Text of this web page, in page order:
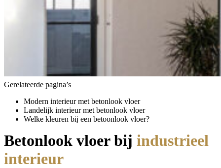
Gerelateerde pagina’s
Modern interieur met betonlook vloer
Landelijk interieur met betonlook vloer
Welke kleuren bij een betoonlook vloer?
Betonlook vloer bij industrieel
interieur